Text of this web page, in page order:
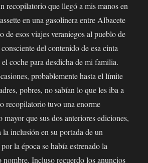
recopilatorio que llegó a mis manos en
en una gasolinera entre Albacete
de esos viajes veraniegos al pueblo de
del contenido de esa cinta
el coche para desdicha de mi familia.
probablemente hasta el límite
pobres, no sabían lo que les iba a
recopilatorio tuvo una enorme
mayor que sus dos anteriores ediciones,
la inclusión en su portada de un
la época se había estrenado la
Incluso recuerdo los anuncios